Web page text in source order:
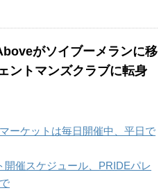
がソイブーメランに移
ントマンズクラブに転身
ーケットは毎日開催中、平日で
開催スケジュール、PRIDEパレ